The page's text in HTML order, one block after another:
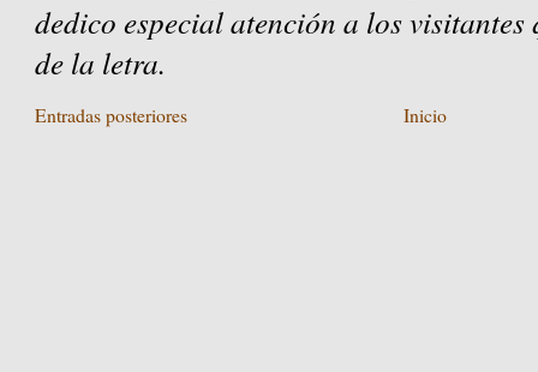
dedico especial atención a los
de la letra.
Entradas posteriores Inicio